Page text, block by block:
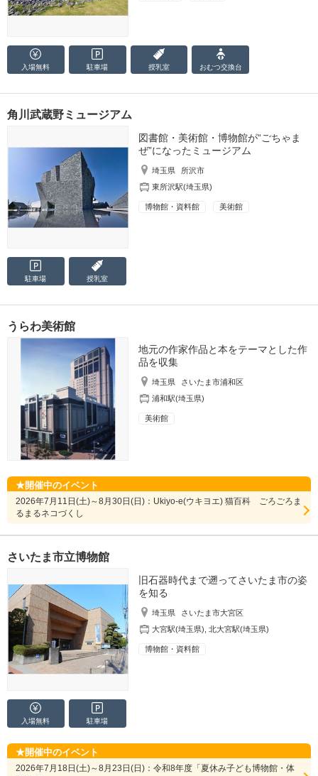
入場無料 駐車場 授乳室 おむつ交換台
角川武蔵野ミュージアム
図書館・美術館・博物館が“ごちゃま
ぜ”になったミュージアム
埼玉県
所沢市
東所沢駅(埼玉県)
博物館・資料館 美術館
駐車場 授乳室
うらわ美術館
地元の作家作品と本をテーマとした作
品を収集
埼玉県
さいたま市浦和区
浦和駅(埼玉県)
美術館
開催中のイベント
2026年7月11日(土)～8月30日(日)：Ukiyo-e(ウキヨエ) 猫百科 ごろごろま
るまるネコづくし
さいたま市立博物館
旧石器時代まで遡ってさいたま市の姿
を知る
埼玉県
さいたま市大宮区
大宮駅(埼玉県) ,北大宮駅(埼玉県)
博物館・資料館
入場無料 駐車場
開催中のイベント
2026年7月18日(土)～8月23日(日)：令和8年度「夏休み子ども博物館・体